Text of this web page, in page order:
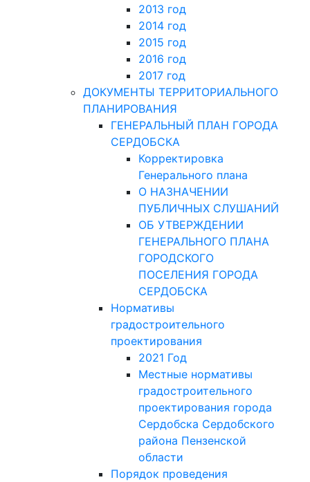
2013 год
2014 год
2015 год
2016 год
2017 год
ДОКУМЕНТЫ ТЕРРИТОРИАЛЬНОГО
ПЛАНИРОВАНИЯ
ГЕНЕРАЛЬНЫЙ ПЛАН ГОРОДА
СЕРДОБСКА
Корректировка
Генерального плана
О НАЗНАЧЕНИИ
ПУБЛИЧНЫХ СЛУШАНИЙ
ОБ УТВЕРЖДЕНИИ
ГЕНЕРАЛЬНОГО ПЛАНА
ГОРОДСКОГО
ПОСЕЛЕНИЯ ГОРОДА
СЕРДОБСКА
Нормативы
градостроительного
проектирования
2021 Год
Местные нормативы
градостроительного
проектирования города
Сердобска Сердобского
района Пензенской
области
Порядок проведения